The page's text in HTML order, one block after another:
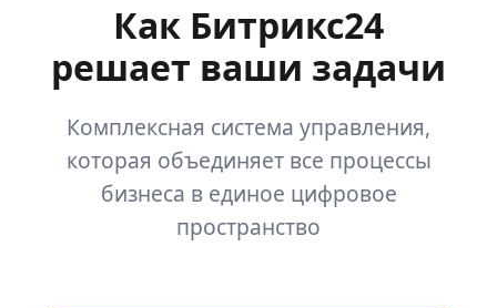
Как Битрикс24
решает ваши задачи
Комплексная система управления,
которая объединяет все процессы
бизнеса в единое цифровое
пространство